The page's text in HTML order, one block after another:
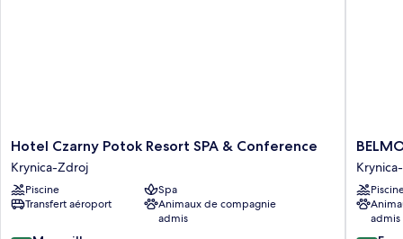
Hotel
Czarny
Potok
Resort
SPA
Hotel Czarny Potok Resort SPA & Conference
Krynica-Zdroj
Piscine
Spa
Transfert aéroport
Animaux de compagnie
admis
Hotel
Krynica-
Zdrój
Krynica-
Zdroj
admis